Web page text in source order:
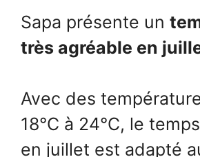
Sapa présente un
très agréable en
Avec des
18°C à 24°C, le
en juillet est adapté